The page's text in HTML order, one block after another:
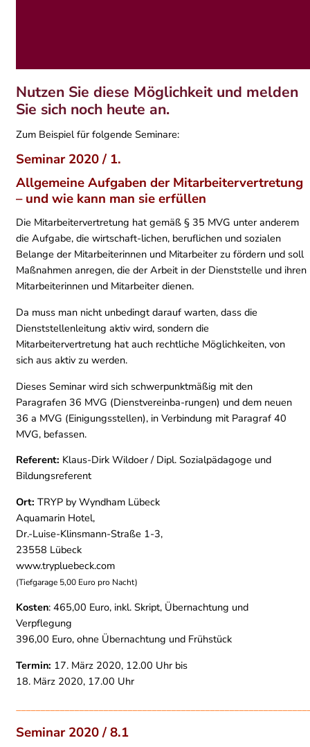
Nutzen Sie diese Möglichkeit und melden
Sie sich noch heute an.
Zum Beispiel für folgende Seminare:
Seminar 2020 / 1.
Allgemeine Aufgaben der Mitarbeitervertretung
– und wie kann man sie erfüllen
Die Mitarbeitervertretung hat gemäß § 35 MVG unter anderem
die Aufgabe, die wirtschaft-lichen, beruflichen und sozialen
Belange der Mitarbeiterinnen und Mitarbeiter zu fördern und soll
Maßnahmen anregen, die der Arbeit in der Dienststelle und ihren
Mitarbeiterinnen und Mitarbeiter dienen.
Da muss man nicht unbedingt darauf warten, dass die
Dienststellenleitung aktiv wird, sondern die
Mitarbeitervertretung hat auch rechtliche Möglichkeiten, von
sich aus aktiv zu werden.
Dieses Seminar wird sich schwerpunktmäßig mit den
Paragrafen 36 MVG (Dienstvereinba-rungen) und dem neuen
36 a MVG (Einigungsstellen), in Verbindung mit Paragraf 40
MVG, befassen.
Referent: Klaus-Dirk Wildoer / Dipl. Sozialpädagoge und
Bildungsreferent
Ort: TRYP by Wyndham Lübeck
Aquamarin Hotel,
Dr.-Luise-Klinsmann-Straße 1-3,
23558 Lübeck
www.trypluebeck.com
(Tiefgarage 5,00 Euro pro Nacht)
Kosten: 465,00 Euro, inkl. Skript, Übernachtung und
Verpflegung
396,00 Euro, ohne Übernachtung und Frühstück
Termin: 17. März 2020, 12.00 Uhr bis
18. März 2020, 17.00 Uhr
Seminar 2020 / 8.1